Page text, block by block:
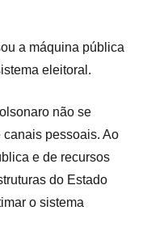
a máquina pública
eleitoral.
não se
pessoais. Ao
e de recursos
do Estado
o sistema